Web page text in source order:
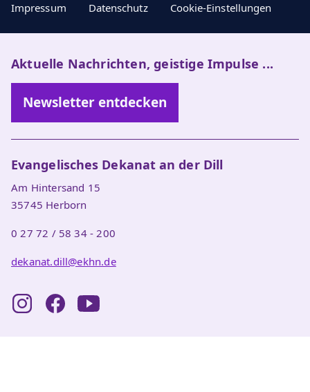
Impressum Datenschutz Cookie-Einstellungen
Aktuelle Nachrichten, geistige Impulse ...
Newsletter entdecken
Evangelisches Dekanat an der Dill
Am Hintersand 15
35745 Herborn
0 27 72 / 58 34 - 200
dekanat.dill@ekhn.de